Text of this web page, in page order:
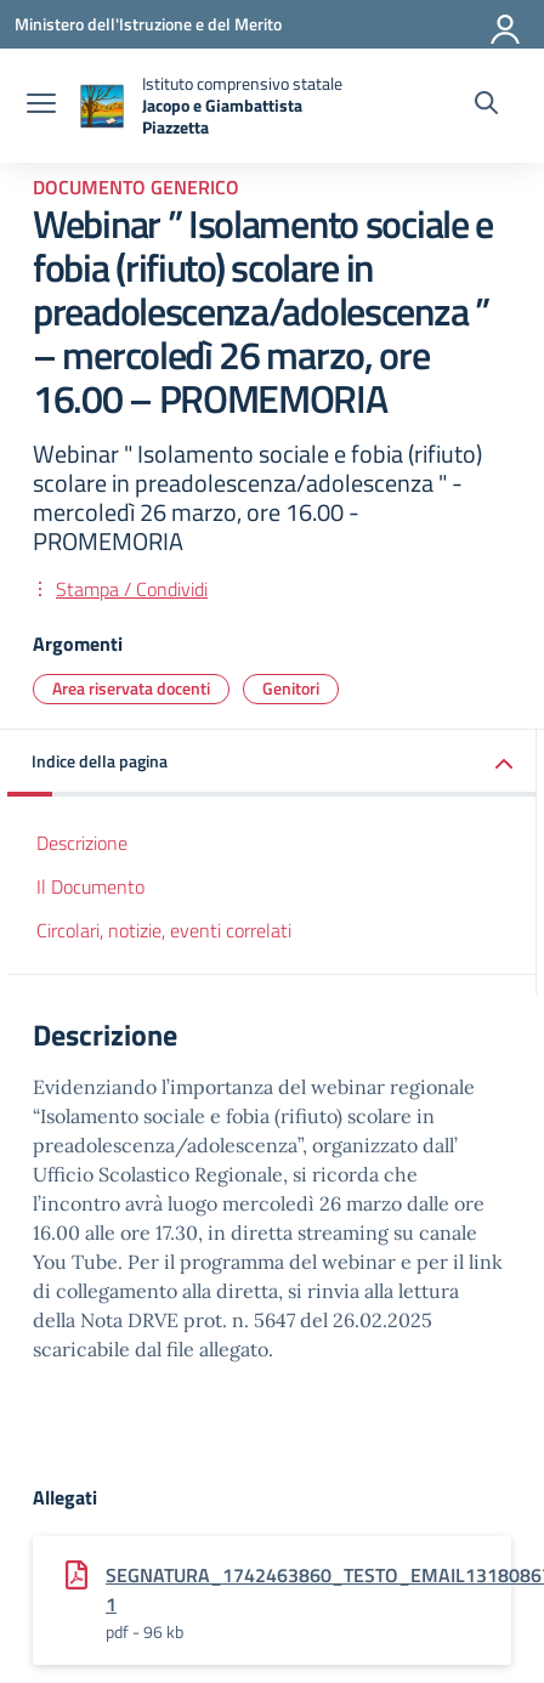
Vai ai contenuti
Vai al menu di navigazione
Vai al footer
Ministero dell'Istruzione e del Merito
Istituto comprensivo statale
Jacopo e Giambattista
Piazzetta
DOCUMENTO GENERICO
Webinar ” Isolamento sociale e
fobia (rifiuto) scolare in
preadolescenza/adolescenza ”
– mercoledì 26 marzo, ore
16.00 – PROMEMORIA
Webinar " Isolamento sociale e fobia (rifiuto)
scolare in preadolescenza/adolescenza " -
mercoledì 26 marzo, ore 16.00 -
PROMEMORIA
Stampa / Condividi
Argomenti
Area riservata docenti Genitori
Indice della pagina
Descrizione
Il Documento
Circolari, notizie, eventi correlati
Descrizione
Evidenziando l’importanza del webinar regionale
“Isolamento sociale e fobia (rifiuto) scolare in
preadolescenza/adolescenza”, organizzato dall’
Ufficio Scolastico Regionale, si ricorda che
l’incontro avrà luogo mercoledì 26 marzo dalle ore
16.00 alle ore 17.30, in diretta streaming su canale
You Tube. Per il programma del webinar e per il link
di collegamento alla diretta, si rinvia alla lettura
della Nota DRVE prot. n. 5647 del 26.02.2025
scaricabile dal file allegato.
Allegati
1
pdf - 96 kb